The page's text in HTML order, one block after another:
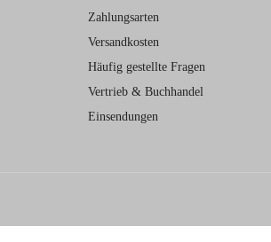
Zahlungsarten
Versandkosten
Häufig gestellte Fragen
Vertrieb & Buchhandel
Einsendungen